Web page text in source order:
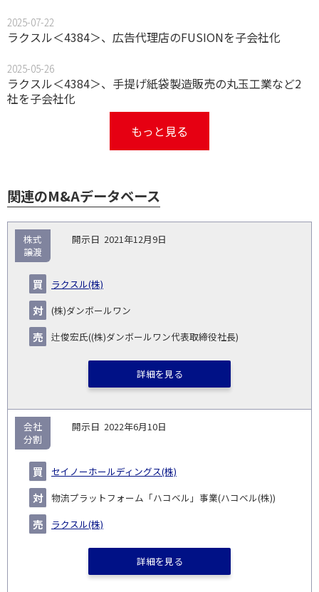
2025-07-22
ラクスル＜4384＞、広告代理店のFUSIONを子会社化
2025-05-26
ラクスル＜4384＞、手提げ紙袋製造販売の丸玉工業など2
社を子会社化
もっと見る
関連のM&Aデータベース
示
い
企
業・
事業
▽
2021年12月9日
ラクスル(株)
(株)ダンボールワン
辻俊宏氏((株)ダンボールワン代表取締役社長)
株式
譲渡
詳細を見る
2022年6月10日
セイノーホールディングス(株)
物流プラットフォーム「ハコベル」事業(ハコベル(株))
ラクスル(株)
会社
分割
詳細を見る